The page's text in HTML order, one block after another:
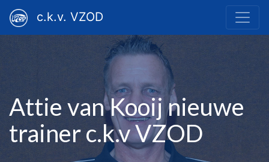
c.k.v. VZOD
Attie van Kooij nieuwe
trainer c.k.v VZOD